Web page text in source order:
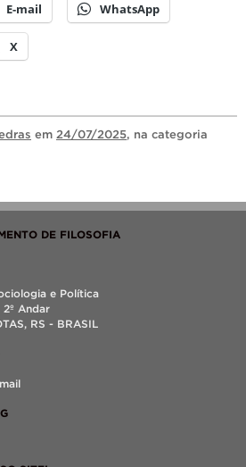
E-mail WhatsApp
X
em 24/07/2025, na categoria
DE FILOSOFIA
e Política
2º Andar
RS - BRASIL